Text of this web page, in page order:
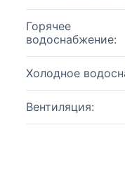
Горячее
водоснабжение:
Холодное
Вентиляция: